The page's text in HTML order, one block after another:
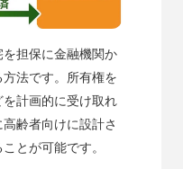
担保に金融機関か
法です。所有権を
計画的に受け取れ
齢者向けに設計さ
とが可能です。